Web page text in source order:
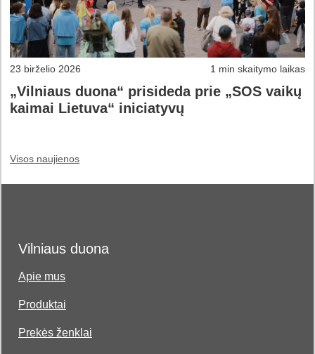
23 birželio 2026 1 min skaitymo laikas
„Vilniaus duona“ prisideda prie „SOS vaikų
kaimai Lietuva“ iniciatyvų
Visos naujienos
Vilniaus duona
Apie mus
Produktai
Prekės ženklai